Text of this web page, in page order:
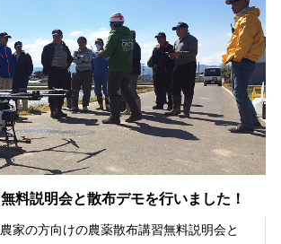
料説明会と散布デモを行いました！
家の方向けの農薬散布講習無料説明会と